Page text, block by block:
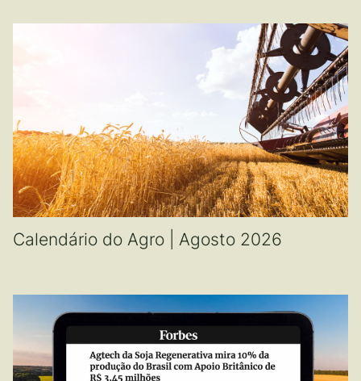
Calendário do Agro | Agosto 2026